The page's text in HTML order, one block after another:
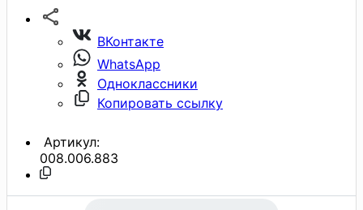
ВКонтакте
WhatsApp
Одноклассники
Копировать ссылку
Артикул:
008.006.883